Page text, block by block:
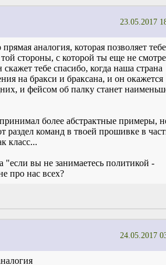
23.05.2017
аналогия, которая позволяет тебе
стороны, с которой ты еще не
тебе спасибо, когда наша страна
на бракси и браксана, и он окажется
и фейсом об палку станет
более абстрактные примеры,
раздел команд в твоей прошивке в
класс...
вы не занимаетесь политикой -
про нас всех?
24.05.2017